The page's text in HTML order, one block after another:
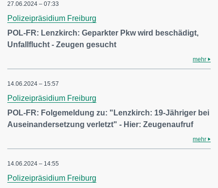
27.06.2024 – 07:33
Polizeipräsidium Freiburg
POL-FR: Lenzkirch: Geparkter Pkw wird beschädigt,
Unfallflucht - Zeugen gesucht
mehr
14.06.2024 – 15:57
Polizeipräsidium Freiburg
POL-FR: Folgemeldung zu: "Lenzkirch: 19-Jähriger bei
Auseinandersetzung verletzt" - Hier: Zeugenaufruf
mehr
14.06.2024 – 14:55
Polizeipräsidium Freiburg